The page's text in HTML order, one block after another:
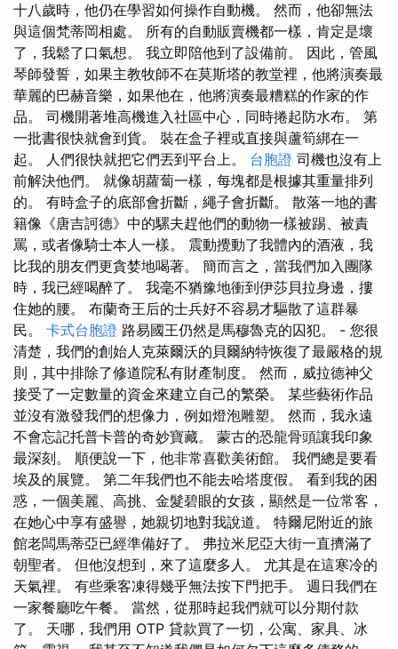
十八歲時，他仍在學習如何操作自動機。 然而，他卻無法
與這個梵蒂岡相處。 所有的自動販賣機都一樣，肯定是壞
了，我鬆了口氣想。 我立即陪他到了設備前。 因此，管風
琴師發誓，如果主教牧師不在莫斯塔的教堂裡，他將演奏最
華麗的巴赫音樂，如果他在，他將演奏最糟糕的作家的作
品。 司機開著堆高機進入社區中心，同時捲起防水布。 第
一批書很快就會到貨。 裝在盒子裡或直接與蘆筍綁在一
起。 人們很快就把它們丟到平台上。 台胞證 司機也沒有上
前解決他們。 就像胡蘿蔔一樣，每塊都是根據其重量排列
的。 有時盒子的底部會折斷，繩子會折斷。 散落一地的書
籍像《唐吉訶德》中的騾夫趕他們的動物一樣被踢、被責
罵，或者像騎士本人一樣。 震動攪動了我體內的酒液，我
比我的朋友們更貪婪地喝著。 簡而言之，當我們加入團隊
時，我已經喝醉了。 我毫不猶豫地衝到伊莎貝拉身邊，摟
住她的腰。 布蘭奇王后的士兵好不容易才驅散了這群暴
民。 卡式台胞證 路易國王仍然是馬穆魯克的囚犯。 - 您很
清楚，我們的創始人克萊爾沃的貝爾納特恢復了最嚴格的規
則，其中排除了修道院私有財產制度。 然而，威拉德神父
接受了一定數量的資金來建立自己的繁榮。 某些藝術作品
並沒有激發我們的想像力，例如燈泡雕塑。 然而，我永遠
不會忘記托普卡普的奇妙寶藏。 蒙古的恐龍骨頭讓我印象
最深刻。 順便說一下，他非常喜歡美術館。 我們總是要看
埃及的展覽。 第二年我們也不能去哈塔度假。 看到我的困
惑，一個美麗、高挑、金髮碧眼的女孩，顯然是一位常客，
在她心中享有盛譽，她親切地對我說道。 特爾尼附近的旅
館老闆馬蒂亞已經準備好了。 弗拉米尼亞大街一直擠滿了
朝聖者。 但他沒想到，來了這麼多人。 尤其是在這寒冷的
天氣裡。 有些乘客凍得幾乎無法按下門把手。 週日我們在
一家餐廳吃午餐。 當然，從那時起我們就可以分期付款
了。 天哪，我們用 OTP 貸款買了一切，公寓、家具、冰